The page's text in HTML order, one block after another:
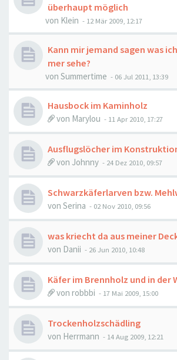
überhaupt möglich
von Klein - 12 Mär 2009, 12:17
Kann mir jemand sagen was
mer sehe?
von Summertime - 06 Jul 2011, 13:39
Hausbock im Kaminholz
von Marylou - 11 Apr 2010, 17:27
Ausflugslöcher im
von Johnny - 24 Dez 2010, 09:57
Schwarzkäferlarven bzw.
von Serina - 02 Nov 2010, 09:56
was kriecht da aus meiner
von Danii - 26 Jun 2010, 10:48
Käfer im Brennholz und in der
von robbbi - 17 Mai 2009, 15:00
Trockenholzschädling
von Herrmann - 14 Aug 2009, 12:21